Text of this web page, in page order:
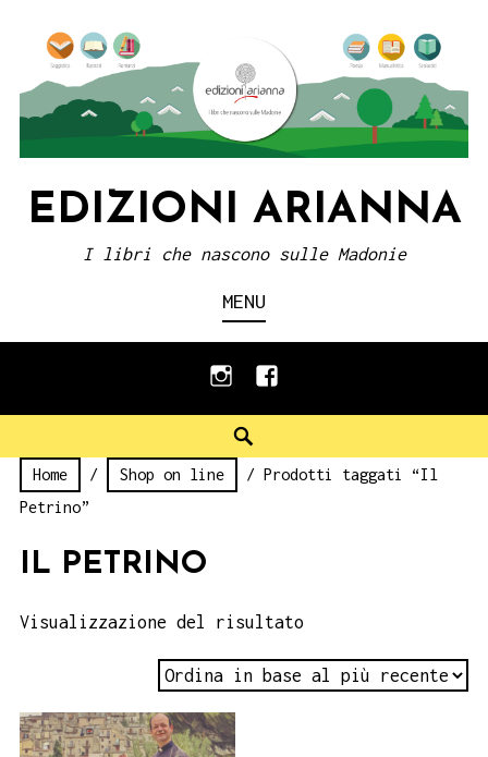
content
EDIZIONI ARIANNA
I libri che nascono sulle Madonie
MENU
instagramfacebook
Home / Shop on line
/ Prodotti taggati “Il
Petrino”
IL PETRINO
Visualizzazione del risultato